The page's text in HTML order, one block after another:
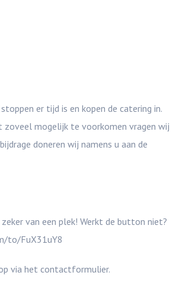
er tijd is en kopen de catering in.
mogelijk te voorkomen vragen wij
doneren wij namens u aan de
van een plek! Werkt de button niet?
to/FuX31uY8
via het contactformulier.